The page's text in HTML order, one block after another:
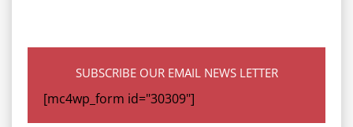
SUBSCRIBE OUR EMAIL NEWS LETTER
[mc4wp_form id="30309"]